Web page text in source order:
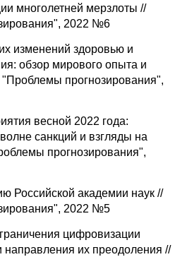
многолетней мерзлоты //
2022 №6
изменений здоровью и
обзор мирового опыта и
"Проблемы прогнозирования",
весной 2022 года:
санкций и взгляды на
прогнозирования",
Российской академии наук //
2022 №5
цифровизации
направления их преодоления //